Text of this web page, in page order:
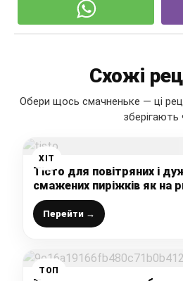
Схожі
Обери щось смачненьке — ці
ХІТ
Тісто для повітряних і
смажених пиріжків як на
дитинстві: ділюся
його шукали
Перейти →
ТОП